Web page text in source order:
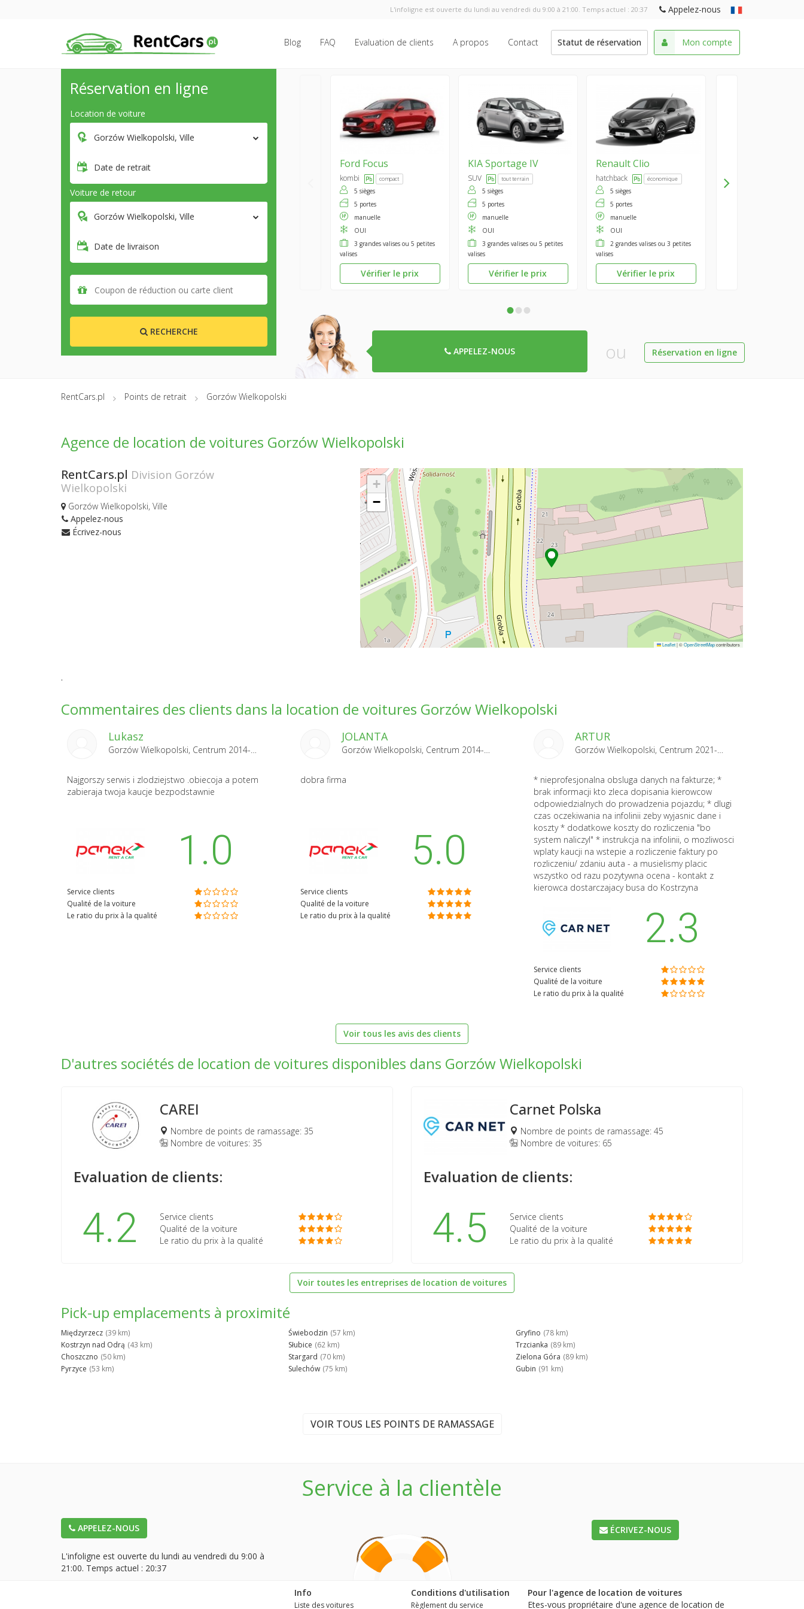
L'infoligne est ouverte du lundi au vendredi du 9:00 à 21:00. Temps actuel : 20:37 Appelez-nous
Blog FAQ Evaluation de clients A propos Contact Statut de réservation Mon compte
Réservation en ligne
Location de voiture
Gorzów Wielkopolski, Ville
Date de retrait
Voiture de retour
Gorzów Wielkopolski, Ville
Date de livraison
RECHERCHE
Ford Focus
kombi compact
5 sièges
5 portes
manuelle
OUI
3 grandes valises ou 5 petites
valises
Vérifier le prix
KIASportage IV
SUV tout terrain
5 sièges
5 portes
manuelle
OUI
3 grandes valises ou 5 petites
valises
Vérifier le prix
RenaultClio
hatchback économique
5 sièges
5 portes
manuelle
OUI
2 grandes valises ou 3 petites
valises
Vérifier le prix
•••
APPELEZ-NOUS ou Réservation en ligne
RentCars.pl Points de retrait Gorzów Wielkopolski
Agence de location de voitures Gorzów Wielkopolski
RentCars.pl Division Gorzów
Wielkopolski
Gorzów Wielkopolski, Ville
Appelez-nous
Écrivez-nous
+
−
Leaflet|©OpenStreetMapcontributors
.
Commentaires des clients dans la location de voitures Gorzów Wielkopolski
Lukasz
Najgorszy serwis i zlodziejstwo .obiecoja a potem
zabieraja twoja kaucje bezpodstawnie
1.0
Service clients
Qualité de la voiture
Le ratio du prix à la qualité
JOLANTA
dobra firma
5.0
Service clients
Qualité de la voiture
Le ratio du prix à la qualité
ARTUR
* nieprofesjonalna obsluga danych na fakturze; *
brak informacji kto zleca dopisania kierowcow
odpowiedzialnych do prowadzenia pojazdu; * dlugi
czas oczekiwania na infolinii zeby wyjasnic dane i
koszty * dodatkowe koszty do rozliczenia "bo
system naliczyl" * instrukcja na infolinii, o mozliwosci
wplaty kaucji na wstepie a rozliczenie faktury po
rozliczeniu/ zdaniu auta - a musielismy placic
wszystko od razu pozytywna ocena - kontakt z
kierowca dostarczajacy busa do Kostrzyna
2.3
Service clients
Qualité de la voiture
Le ratio du prix à la qualité
Voir tous les avis des clients
D'autres sociétés de location de voitures disponibles dans Gorzów Wielkopolski
CAREI
Nombre de points de ramassage: 35
Nombre de voitures: 35
Evaluation de clients:
4.2
Service clients
Qualité de la voiture
Le ratio du prix à la qualité
Carnet Polska
Nombre de points de ramassage: 45
Nombre de voitures: 65
Evaluation de clients:
4.5
Service clients
Qualité de la voiture
Le ratio du prix à la qualité
Voir toutes les entreprises de location de voitures
Pick-up emplacements à proximité
Międzyrzecz (39 km)
Kostrzyn nad Odrą (43 km)
Choszczno (50 km)
Pyrzyce (53 km)
Świebodzin (57 km)
Słubice (62 km)
Stargard (70 km)
Sulechów (75 km)
Gryfino (78 km)
Trzcianka (89 km)
Zielona Góra (89 km)
Gubin (91 km)
VOIR TOUS LES POINTS DE RAMASSAGE
Service à la clientèle
APPELEZ-NOUS
L'infoligne est ouverte du lundi au vendredi du 9:00 à
21:00. Temps actuel : 20:37
ÉCRIVEZ-NOUS
Info
Liste des voitures
Conditions d'utilisation
Règlement du service
Pour l'agence de location de voitures
Etes-vous propriétaire d'une agence de location de